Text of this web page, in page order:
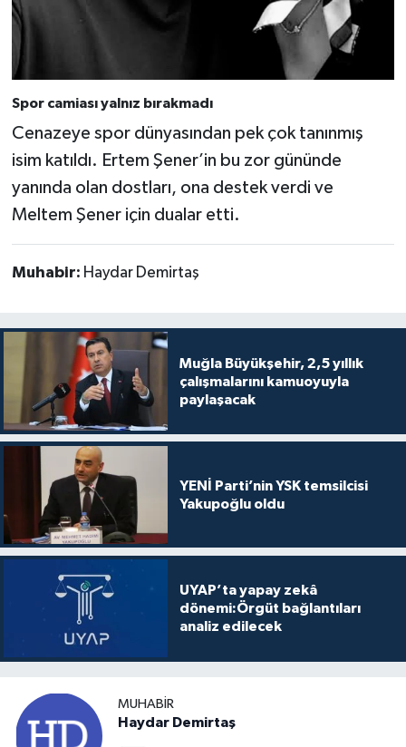
Spor camiası yalnız bırakmadı
Cenazeye spor dünyasından pek çok tanınmış
isim katıldı. Ertem Şener’in bu zor gününde
yanında olan dostları, ona destek verdi ve
Meltem Şener için dualar etti.
Muhabir: Haydar Demirtaş
Muğla Büyükşehir, 2,5 yıllık
çalışmalarını kamuoyuyla
paylaşacak
YENİ Parti’nin YSK temsilcisi
Yakupoğlu oldu
UYAP’ta yapay zekâ
dönemi:Örgüt bağlantıları
analiz edilecek
MUHABIR
Haydar Demirtaş